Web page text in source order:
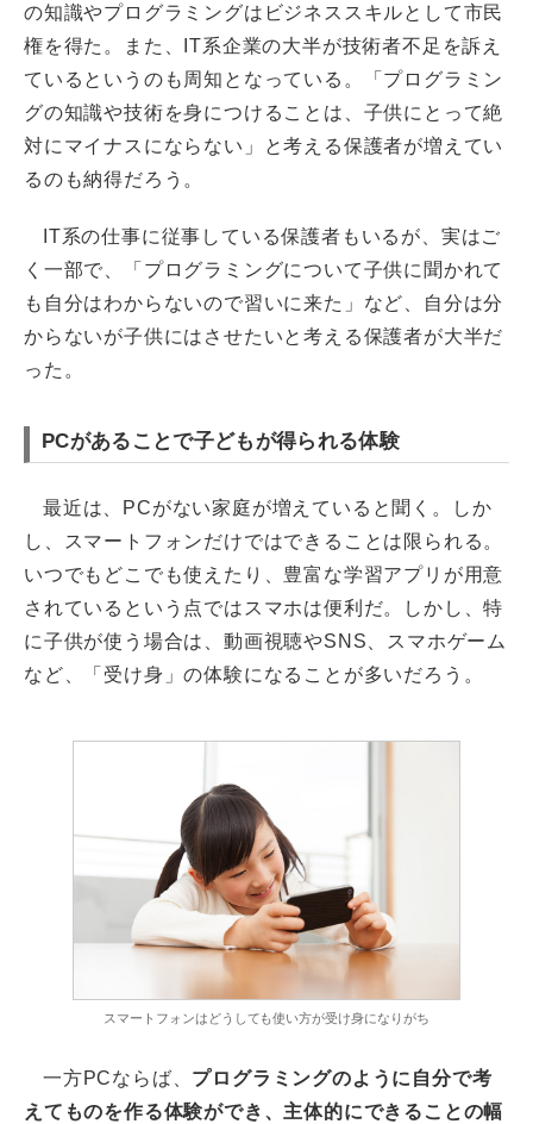
の知識やプログラミングはビジネススキルとして市民
権を得た。また、IT系企業の大半が技術者不足を訴え
ているというのも周知となっている。「プログラミン
グの知識や技術を身につけることは、子供にとって絶
対にマイナスにならない」と考える保護者が増えてい
るのも納得だろう。
IT系の仕事に従事している保護者もいるが、実はご
く一部で、「プログラミングについて子供に聞かれて
も自分はわからないので習いに来た」など、自分は分
からないが子供にはさせたいと考える保護者が大半だ
った。
PCがあることで子どもが得られる体験
最近は、PCがない家庭が増えていると聞く。しか
し、スマートフォンだけではできることは限られる。
いつでもどこでも使えたり、豊富な学習アプリが用意
されているという点ではスマホは便利だ。しかし、特
に子供が使う場合は、動画視聴やSNS、スマホゲーム
など、「受け身」の体験になることが多いだろう。
スマートフォンはどうしても使い方が受け身になりがち
一方PCならば、 プログラミングのように自分で考
えてものを作る体験ができ、主体的にできることの幅